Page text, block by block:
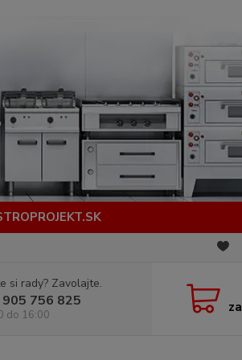
si rady? Zavolajte.
756 825
do 16:00 za